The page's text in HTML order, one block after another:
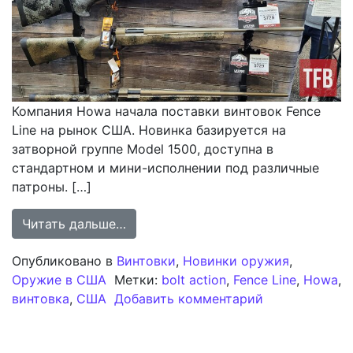
Компания Howa начала поставки винтовок Fence
Line на рынок США. Новинка базируется на
затворной группе Model 1500, доступна в
стандартном и мини-исполнении под различные
патроны. […]
Читать дальше…
Опубликовано в Винтовки, Новинки оружия,
Оружие в США Метки: bolt action, Fence Line, Howa,
винтовка, США Добавить комментарий